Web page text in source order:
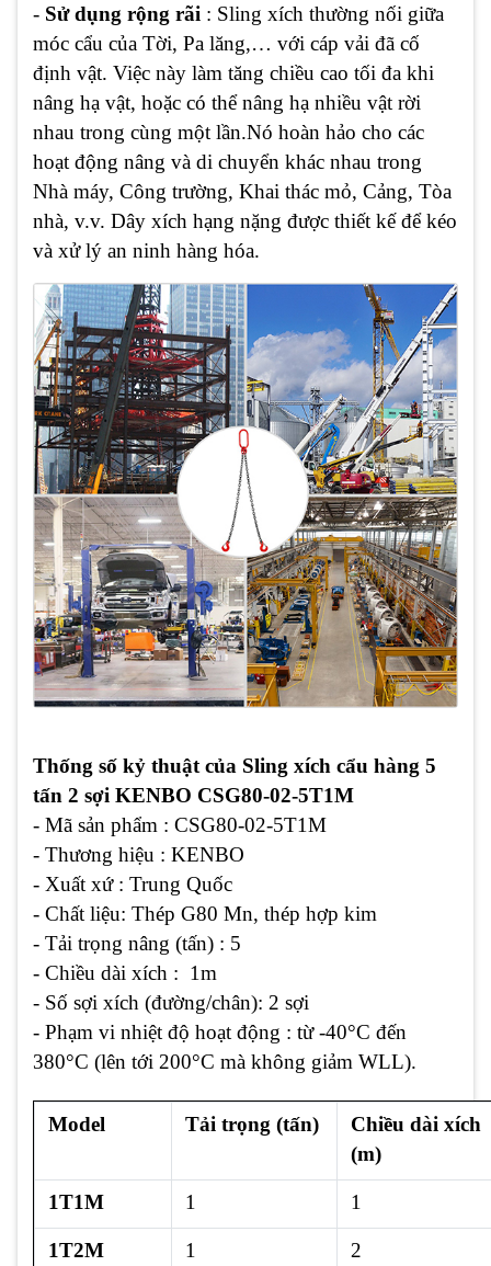
- Sử dụng rộng rãi : Sling xích thường nối giữa
móc cẩu của Tời, Pa lăng,… với cáp vải đã cố
định vật. Việc này làm tăng chiều cao tối đa khi
nâng hạ vật, hoặc có thể nâng hạ nhiều vật rời
nhau trong cùng một lần.Nó hoàn hảo cho các
hoạt động nâng và di chuyển khác nhau trong
Nhà máy, Công trường, Khai thác mỏ, Cảng, Tòa
nhà, v.v. Dây xích hạng nặng được thiết kế để kéo
và xử lý an ninh hàng hóa.
Thống số kỷ thuật của Sling xích cẩu hàng 5
tấn 2 sợi KENBO CSG80-02-5T1M
- Mã sản phẩm : CSG80-02-5T1M
- Thương hiệu : KENBO
- Xuất xứ : Trung Quốc
- Chất liệu: Thép G80 Mn, thép hợp kim
- Tải trọng nâng (tấn) : 5
- Chiều dài xích : 1m
- Số sợi xích (đường/chân): 2 sợi
- Phạm vi nhiệt độ hoạt động : từ -40°C đến
380°C (lên tới 200°C mà không giảm WLL).
Model Tải trọng (tấn)
Chiều dài xích
(m)
1T1M 1 1
1T2M 1 2